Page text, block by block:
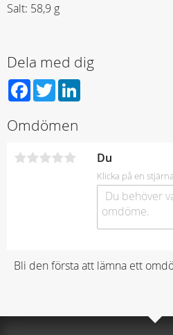
Salt: 58,9 g
Dela med dig
Facebook
Twitter
Omdömen
Du
Klicka på en
Bli den första att lämna ett